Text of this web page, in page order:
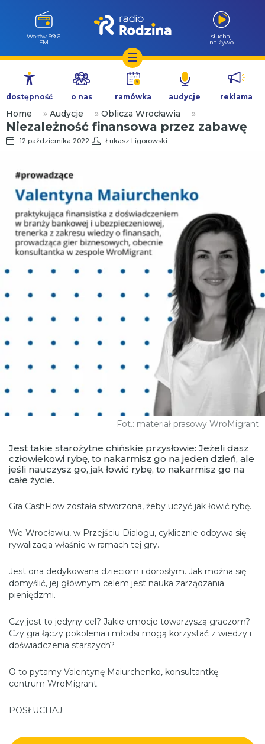
Przejdź
treści
Wołów 99.6
FM
słuchaj
na żywo
dostępność o nas ramówka audycje reklama
Home » Audycje » Oblicza Wrocławia »
Niezależność finansowa przez zabawę
12 października 2022 Łukasz Ligorowski
Fot.: materiał prasowy WroMigrant
Jest takie starożytne chińskie przysłowie: Jeżeli dasz
człowiekowi rybę, to nakarmisz go na jeden dzień, ale
jeśli nauczysz go, jak łowić rybę, to nakarmisz go na
całe życie.
Gra CashFlow została stworzona, żeby uczyć jak łowić rybę.
We Wrocławiu, w Przejściu Dialogu, cyklicznie odbywa się
rywalizacja właśnie w ramach tej gry.
Jest ona dedykowana dzieciom i dorosłym. Jak można się
domyślić, jej głównym celem jest nauka zarządzania
pieniędzmi.
Czy jest to jedyny cel? Jakie emocje towarzyszą graczom?
Czy gra łączy pokolenia i młodsi mogą korzystać z wiedzy i
doświadczenia starszych?
O to pytamy Valentynę Maiurchenko, konsultantkę
centrum WroMigrant.
POSŁUCHAJ: